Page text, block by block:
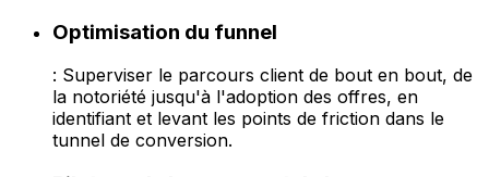
Optimisation du funnel
: Superviser le parcours client de bout en bout, de
la notoriété jusqu'à l'adoption des offres, en
identifiant et levant les points de friction dans le
tunnel de conversion.